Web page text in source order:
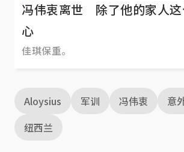
冯伟衷离世 除了他的家人这
心
佳琪保重。
Aloysius 军训 冯伟衷
意
纽西兰